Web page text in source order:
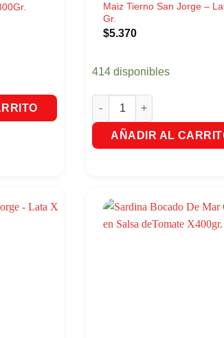
Maiz Tierno San Jorge –
Gr.
$5.370
414 disponibles
Maiz Tierno San Jorge -
AÑADIR AL